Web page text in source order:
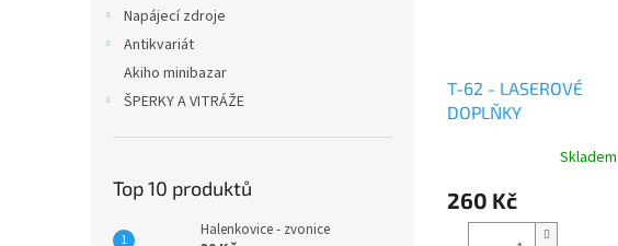
Napájecí zdroje
Antikvariát
Akiho minibazar
ŠPERKY A VITRÁŽE
Top 10 produktů
Halenkovice - zvonice
T-62 - LASEROVÉ
DOPLŇKY
Skladem
260 Kč